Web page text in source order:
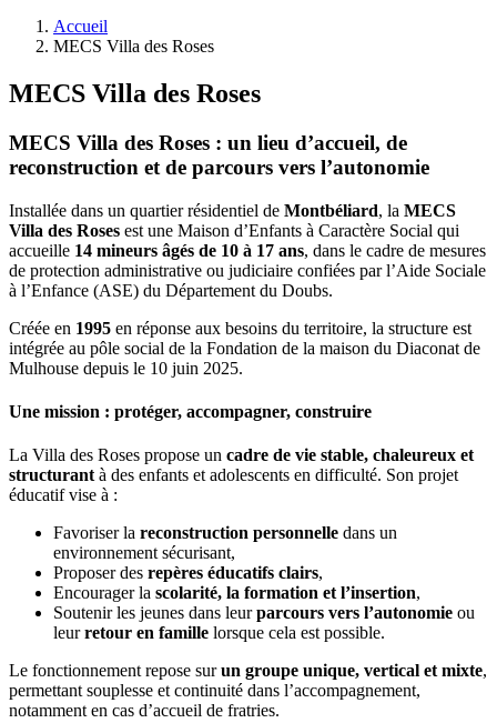
Accueil
MECS Villa des Roses
MECS Villa des Roses
MECS Villa des Roses : un lieu d’accueil, de
reconstruction et de parcours vers l’autonomie
Installée dans un quartier résidentiel de Montbéliard, la MECS
Villa des Roses est une Maison d’Enfants à Caractère Social qui
accueille 14 mineurs âgés de 10 à 17 ans, dans le cadre de mesures
de protection administrative ou judiciaire confiées par l’Aide Sociale
à l’Enfance (ASE) du Département du Doubs.
Créée en 1995 en réponse aux besoins du territoire, la structure est
intégrée au pôle social de la Fondation de la maison du Diaconat de
Mulhouse depuis le 10 juin 2025.
Une mission : protéger, accompagner, construire
La Villa des Roses propose un cadre de vie stable, chaleureux et
structurant à des enfants et adolescents en difficulté. Son projet
éducatif vise à :
Favoriser la reconstruction personnelle dans un
environnement sécurisant,
Proposer des repères éducatifs clairs,
Encourager la scolarité, la formation et l’insertion,
Soutenir les jeunes dans leurparcours vers l’autonomie ou
leurretour en famille lorsque cela est possible.
Le fonctionnement repose surun groupe unique, vertical et mixte,
permettant souplesse et continuité dans l’accompagnement,
notamment en cas d’accueil de fratries.